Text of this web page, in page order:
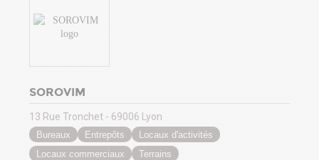
SOROVIM
13 Rue Tronchet - 69006 Lyon
Bureaux Entrepôts
Locaux d'activités
Locaux commerciaux
Terrains